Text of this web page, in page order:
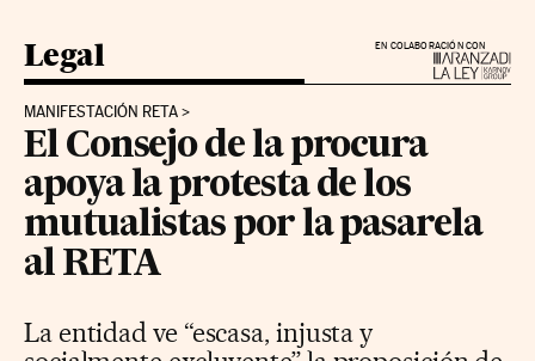
EN COLABORACIÓN CON
Legal
MANIFESTACIÓN RETA
El Consejo de la procura
apoya la protesta de los
mutualistas por la pasarela
al RETA
La entidad ve “escasa, injusta y